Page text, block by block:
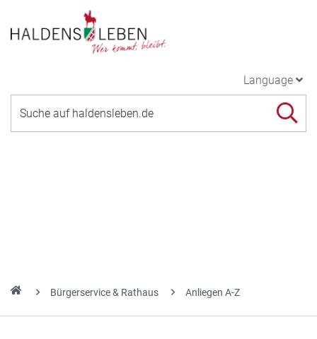
Language
Bürgerservice & Rathaus Anliegen A-Z